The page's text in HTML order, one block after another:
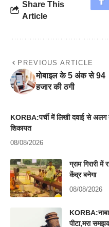
Share This
Article
PREVIOUS ARTICLE
मोबाइल के 5 अंक से 94
हजार की ठगी
KORBA:पर्ची में लिखी दवाई से अलग
शिकायत
08/08/2026
ग्राम गिरारी
केंद्र बनेगा
08/08/2026
पीटा,मरा